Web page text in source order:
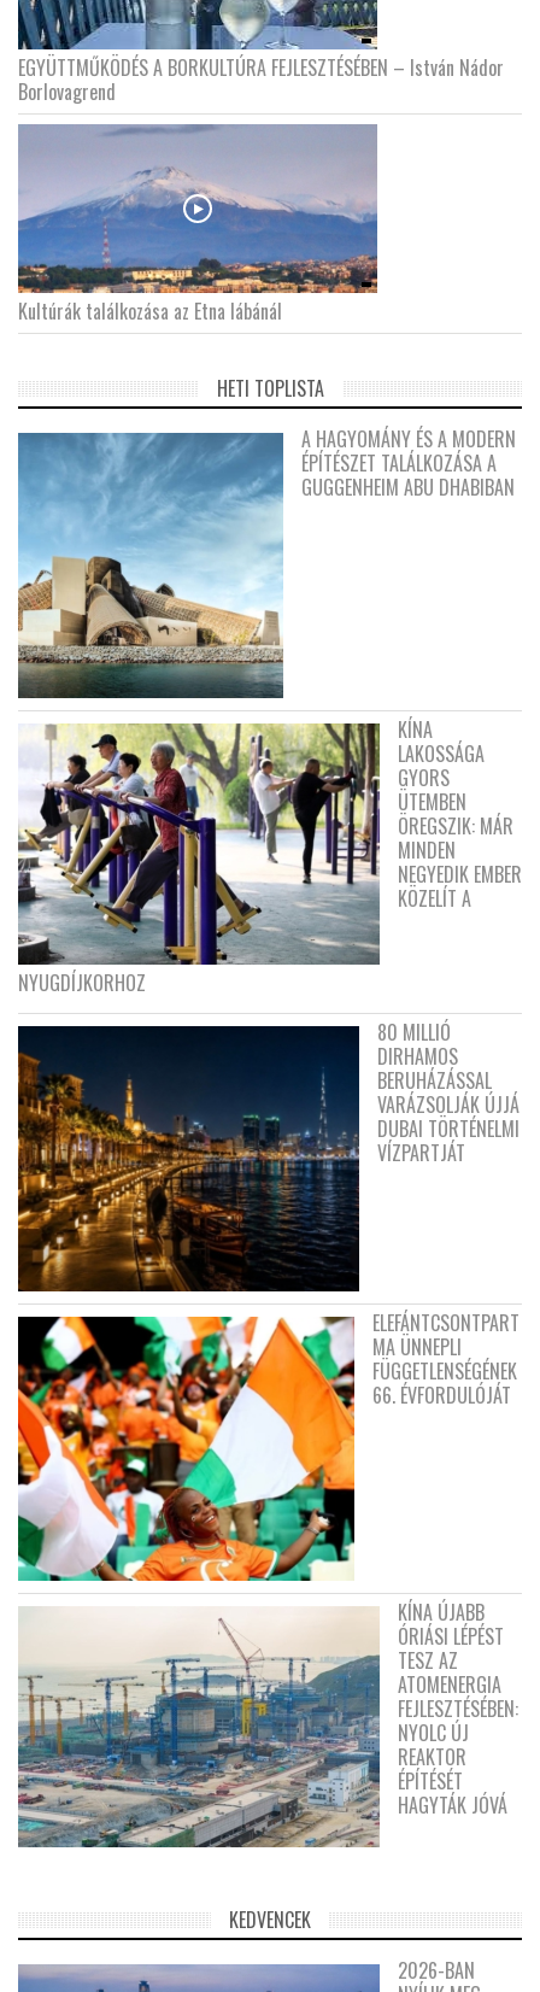
EGYÜTTMŰKÖDÉS A BORKULTÚRA FEJLESZTÉSÉBEN – István Nádor
Borlovagrend
Kultúrák találkozása az Etna lábánál
HETI TOPLISTA
A HAGYOMÁNY ÉS A MODERN
ÉPÍTÉSZET TALÁLKOZÁSA A
GUGGENHEIM ABU DHABIBAN
KÍNA
LAKOSSÁGA
GYORS
ÜTEMBEN
ÖREGSZIK: MÁR
MINDEN
NEGYEDIK EMBER
KÖZELÍT A
NYUGDÍJKORHOZ
80 MILLIÓ
DIRHAMOS
BERUHÁZÁSSAL
VARÁZSOLJÁK ÚJJÁ
DUBAI TÖRTÉNELMI
VÍZPARTJÁT
ELEFÁNTCSONTPART
MA ÜNNEPLI
FÜGGETLENSÉGÉNEK
66. ÉVFORDULÓJÁT
KÍNA ÚJABB
ÓRIÁSI LÉPÉST
TESZ AZ
ATOMENERGIA
FEJLESZTÉSÉBEN:
NYOLC ÚJ
REAKTOR
ÉPÍTÉSÉT
HAGYTÁK JÓVÁ
KEDVENCEK
2026-BAN